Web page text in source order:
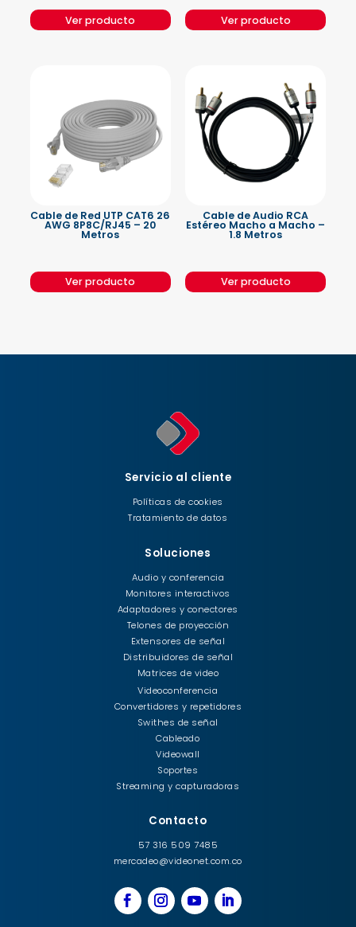
Ver producto Ver producto
Cable de Red UTP CAT6 26
AWG 8P8C/RJ45 – 20
Metros
Ver producto
Cable de Audio RCA
Estéreo Macho a Macho –
1.8 Metros
Ver producto
Servicio al cliente
Políticas de cookies
Tratamiento de datos
Soluciones
Audio y conferencia
Monitores interactivos
Adaptadores y conectores
Telones de proyección
Extensores de señal
Distribuidores de señal
Matrices de video
Videoconferencia
Convertidores y repetidores
Swithes de señal
Cableado
Videowall
Soportes
Streaming y capturadoras
Contacto
57 316 509 7485
mercadeo@videonet.com.co